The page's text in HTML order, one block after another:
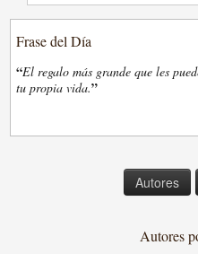
Frase del Día
“El regalo más grande que les
tu propia vida.”
Autores
Autores